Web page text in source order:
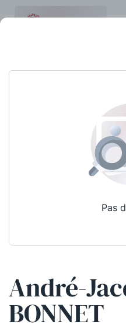
Pas
André-
BONNET
Qui sommes-nous
La Conférence